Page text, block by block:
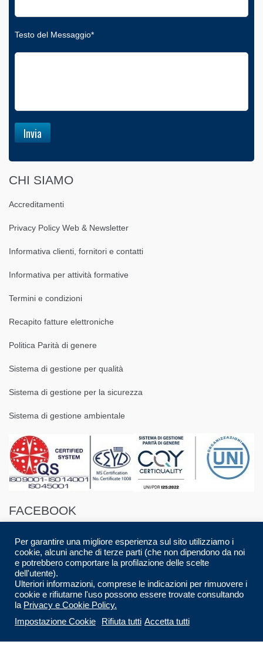
Testo del Messaggio*
CHI SIAMO
Accreditamenti
Privacy Policy Web & Newsletter
Informativa clienti, fornitori e contatti
Informativa per attività formative
Termini e condizioni
Recapito fatture elettroniche
Politica Parità di genere
Sistema di gestione per qualità
Sistema di gestione per la sicurezza
Sistema di gestione ambientale
FACEBOOK
© 2016 Spazio88 S.r.l. p.i. 08283280017 | Developed byLuca Musolino
|
Designed byAdContent |All Rights Reserved.
CHECKOUT
CARRELLO
Per garantire una migliore esperienza sul sito utilizziamo i
cookie, alcuni anche di terze parti (che non dipendono da noi
e potrebbero comportare la profilazione delle scelte
dell'utente).
Ulteriori informazioni, comprese le indicazioni per rimuovere i
cookie e rifiutarne l'uso possono essere trovate consultando
la Privacy e Cookie Policy.
Impostazione Cookie
Rifiuta tutti Accetta tutti